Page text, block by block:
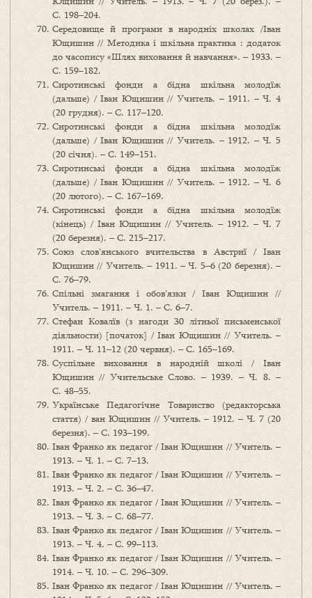
С. 198–204.
Середовище й програми в народніх школах /Іван
Ющишин // Методика і шкільна практика : додаток
до часопису «Шлях виховання й навчання». – 1933. –
С. 159–182.
Сиротинські фонди а бідна шкільна молодїж
(дальше) / Іван Ющишин // Учитель. – 1911. – Ч. 4
(20 грудня). – С. 117–120.
Сиротинські фонди а бідна шкільна молодїж
(дальше) / Іван Ющишин // Учитель. – 1912. – Ч. 5
(20 січня). – С. 149–151.
Сиротинські фонди а бідна шкільна молодїж
(дальше) / Іван Ющишин // Учитель. – 1912. – Ч. 6
(20 лютого). – С. 167–169.
Сиротинські фонди а бідна шкільна молодїж
(кінець) / Іван Ющишин // Учитель. – 1912. – Ч. 7
(20 березня). – С. 215–217.
Союз слов’янського вчительства в Австриї / Іван
Ющишин // Учитель. – 1911. – Ч. 5–6 (20 березня). –
С. 76–79.
Спільні змагання і обов’язки / Іван Ющишин //
Учитель. – 1911. – Ч. 1. – С. 6–7.
Стефан Ковалїв (з нагоди 30 літньої письменської
діяльности) [початок] / Іван Ющишин // Учитель. –
1911. – Ч. 11–12 (20 червня). – С. 165–169.
Суспільне виховання в народній школі / Іван
Ющишин // Учительське Слово. – 1939. – Ч. 8. –
С. 48–55.
Українське Педагогічне Товариство (редакторська
стаття) / ван Ющишин // Учитель. – 1912. – Ч. 7 (20
березня). – С. 193–199.
Іван Франко як педагог / Іван Ющишин // Учитель. –
1913. – Ч. 1. – С. 7–13.
Іван Франко як педагог / Іван Ющишин // Учитель. –
1913. – Ч. 2. – С. 36–47.
Іван Франко як педагог / Іван Ющишин // Учитель. –
1913. – Ч. 3. – С. 68–77.
Іван Франко як педагог / Іван Ющишин // Учитель. –
1913. – Ч. 4. – С. 99–113.
Іван Франко як педагог / Іван Ющишин // Учитель. –
1914. – Ч. 10. – С. 296–309.
Іван Франко як педагог / Іван Ющишин // Учитель. –